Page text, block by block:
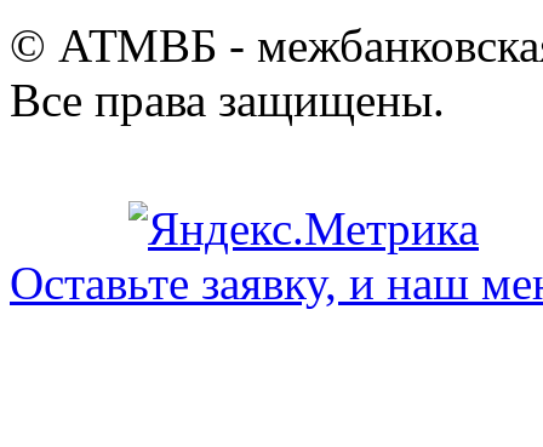
© АТМВБ -
Все права защищены.
Оставьте заявку, и наш